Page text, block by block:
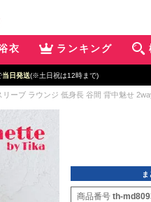
衣 ランキング
円OFF!
ーブ ラウンジ 低身長 谷間 背中魅せ
商品番号 th-